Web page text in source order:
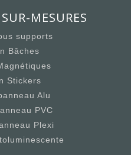
SUR-MESURES
supports
Bâches
Stickers
Alu
PVC
Plexi